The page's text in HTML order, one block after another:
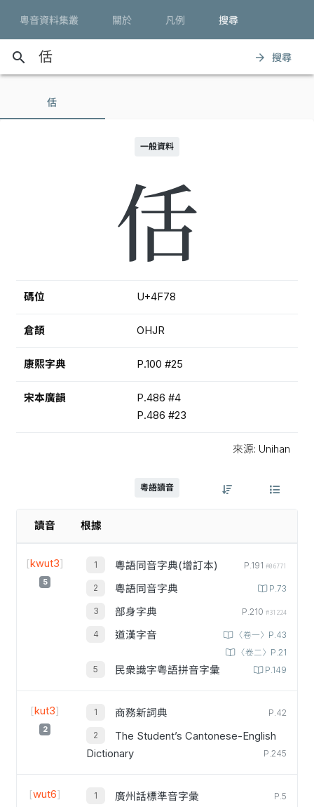
粵音資料集叢 關於 凡例 搜尋
search arrow_forward 搜尋
佸
一般資料
佸
碼位 U+4F78
倉頡 OHJR
康熙字典 P.100 #25
宋本廣韻
P.486 #4
P.486 #23
來源: Unihan
粵語讀音
讀音 根據
[kwut3]
5
粵語同音字典(增訂本) P.191 #06771
粵語同音字典 P.73
部身字典 P.210 #31224
道漢字音
〈卷一〉P.43
〈卷二〉P.21
民衆識字粤語拼音字彙 P.149
[kut3]
2
商務新詞典 P.42
The Student’s Cantonese-English
Dictionary
P.245
[wut6] 廣州話標準音字彙 P.5